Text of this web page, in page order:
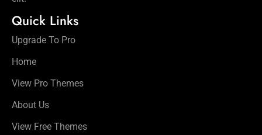
Quick Links
Upgrade To Pro
Home
View Pro Themes
About Us
View Free Themes